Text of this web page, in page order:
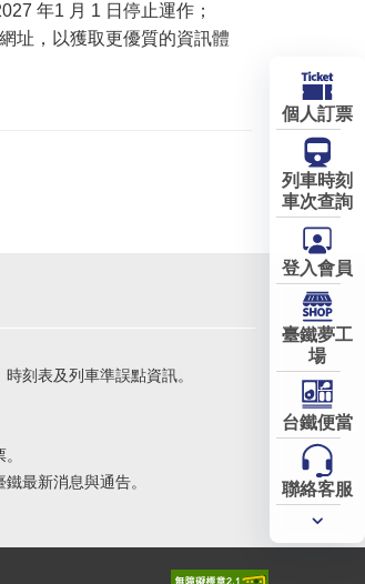
年1 月 1 日停止運作；
址，以獲取更優質的資訊體
刻表及列車準誤點資訊。
最新消息與通告。
個人訂票
列車時刻
車次查詢
登入會員
臺鐵夢工
場
台鐵便當
聯絡客服
常用